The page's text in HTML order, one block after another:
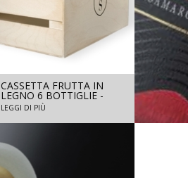
CASSETTA FRUTTA IN
LEGNO 6 BOTTIGLIE -
ALTA
LEGGI DI PIÙ